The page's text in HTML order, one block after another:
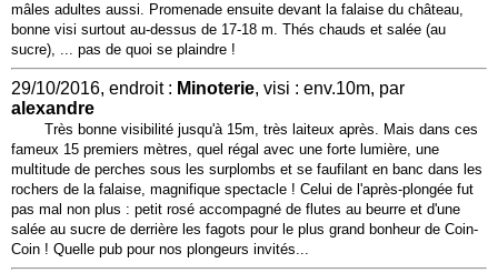
mâles adultes aussi. Promenade ensuite devant la falaise du château,
bonne visi surtout au-dessus de 17-18 m. Thés chauds et salée (au
sucre), ... pas de quoi se plaindre !
29/10/2016, endroit : Minoterie, visi : env.10m, par
alexandre
Très bonne visibilité jusqu'à 15m, très laiteux après. Mais dans ces
fameux 15 premiers mètres, quel régal avec une forte lumière, une
multitude de perches sous les surplombs et se faufilant en banc dans les
rochers de la falaise, magnifique spectacle ! Celui de l'après-plongée fut
pas mal non plus : petit rosé accompagné de flutes au beurre et d'une
salée au sucre de derrière les fagots pour le plus grand bonheur de Coin-
Coin ! Quelle pub pour nos plongeurs invités...